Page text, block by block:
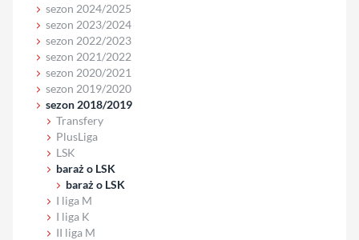
sezon 2024/2025
sezon 2023/2024
sezon 2022/2023
sezon 2021/2022
sezon 2020/2021
sezon 2019/2020
sezon 2018/2019
Transfery
PlusLiga
LSK
baraż o LSK
baraż o LSK
I liga M
I liga K
II liga M